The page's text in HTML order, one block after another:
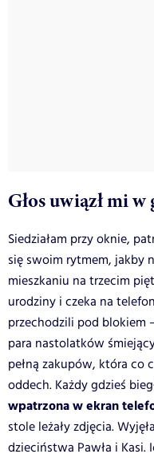
Głos uwiązł mi
Siedziałam przy oknie,
się swoim rytmem, jakby
mieszkaniu na trzecim
urodziny i czeka na
przechodzili pod blokiem
para nastolatków
pełną zakupów, która co
oddech. Każdy gdzieś
wpatrzona w ekran
stole leżały zdjęcia.
dzieciństwa Pawła i Kasi.